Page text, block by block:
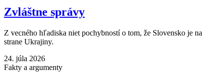
Zvláštne správy
Z vecného hľadiska niet pochybností o tom, že Slovensko je na
strane Ukrajiny.
24. júla 2026
Fakty a argumenty